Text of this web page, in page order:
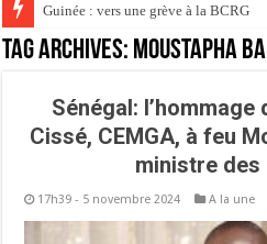
Guinée : vers une grève à la BCRG
Tag Archives: Moustapha Ba
Sénégal: l’hommage
Cissé, CEMGA, à feu
ministre des
17h39 - 5 novembre 2024 A la une